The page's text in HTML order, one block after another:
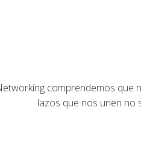
comprendemos
lazos que nos unen no